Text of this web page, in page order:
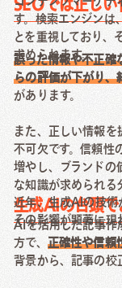
SEOでは正し
す。検索エンジンは
とを重視しており、
求められます。
誤った情報や不正確
らの評価が下がり、
があります。
また、正しい情報を
不可欠です。信頼性
増やし、ブランドの
な知識が求められる
生成AIの台頭で
近年、生成AIの技術
その影響が顕著に現
AIを活用した記事作
方で、 正確性や信頼
背景から、記事の校